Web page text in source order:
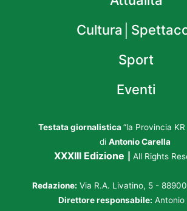
Sport
Eventi
Testata giornalistica “la Provincia
di Antonio Carella
XXXIII Edizione All Rights
Redazione: Via R.A. Livatino, 5 -
Direttore responsabile: Antonio